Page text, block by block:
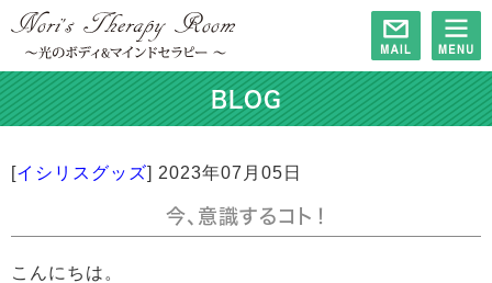
BLOG
[イシリスグッズ] 2023年07月05日
今、意識するコト！
こんにちは。